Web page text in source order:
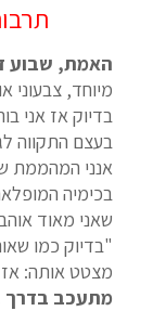
האמת, שבוע
מיוחד, צבעוני
בדיוק אז אני
בעצם התקווה
אנני המהממת
בכימיה
שאני מאוד
"בדיוק כמו
מצטט אותה: אז
מתעכב בדרך